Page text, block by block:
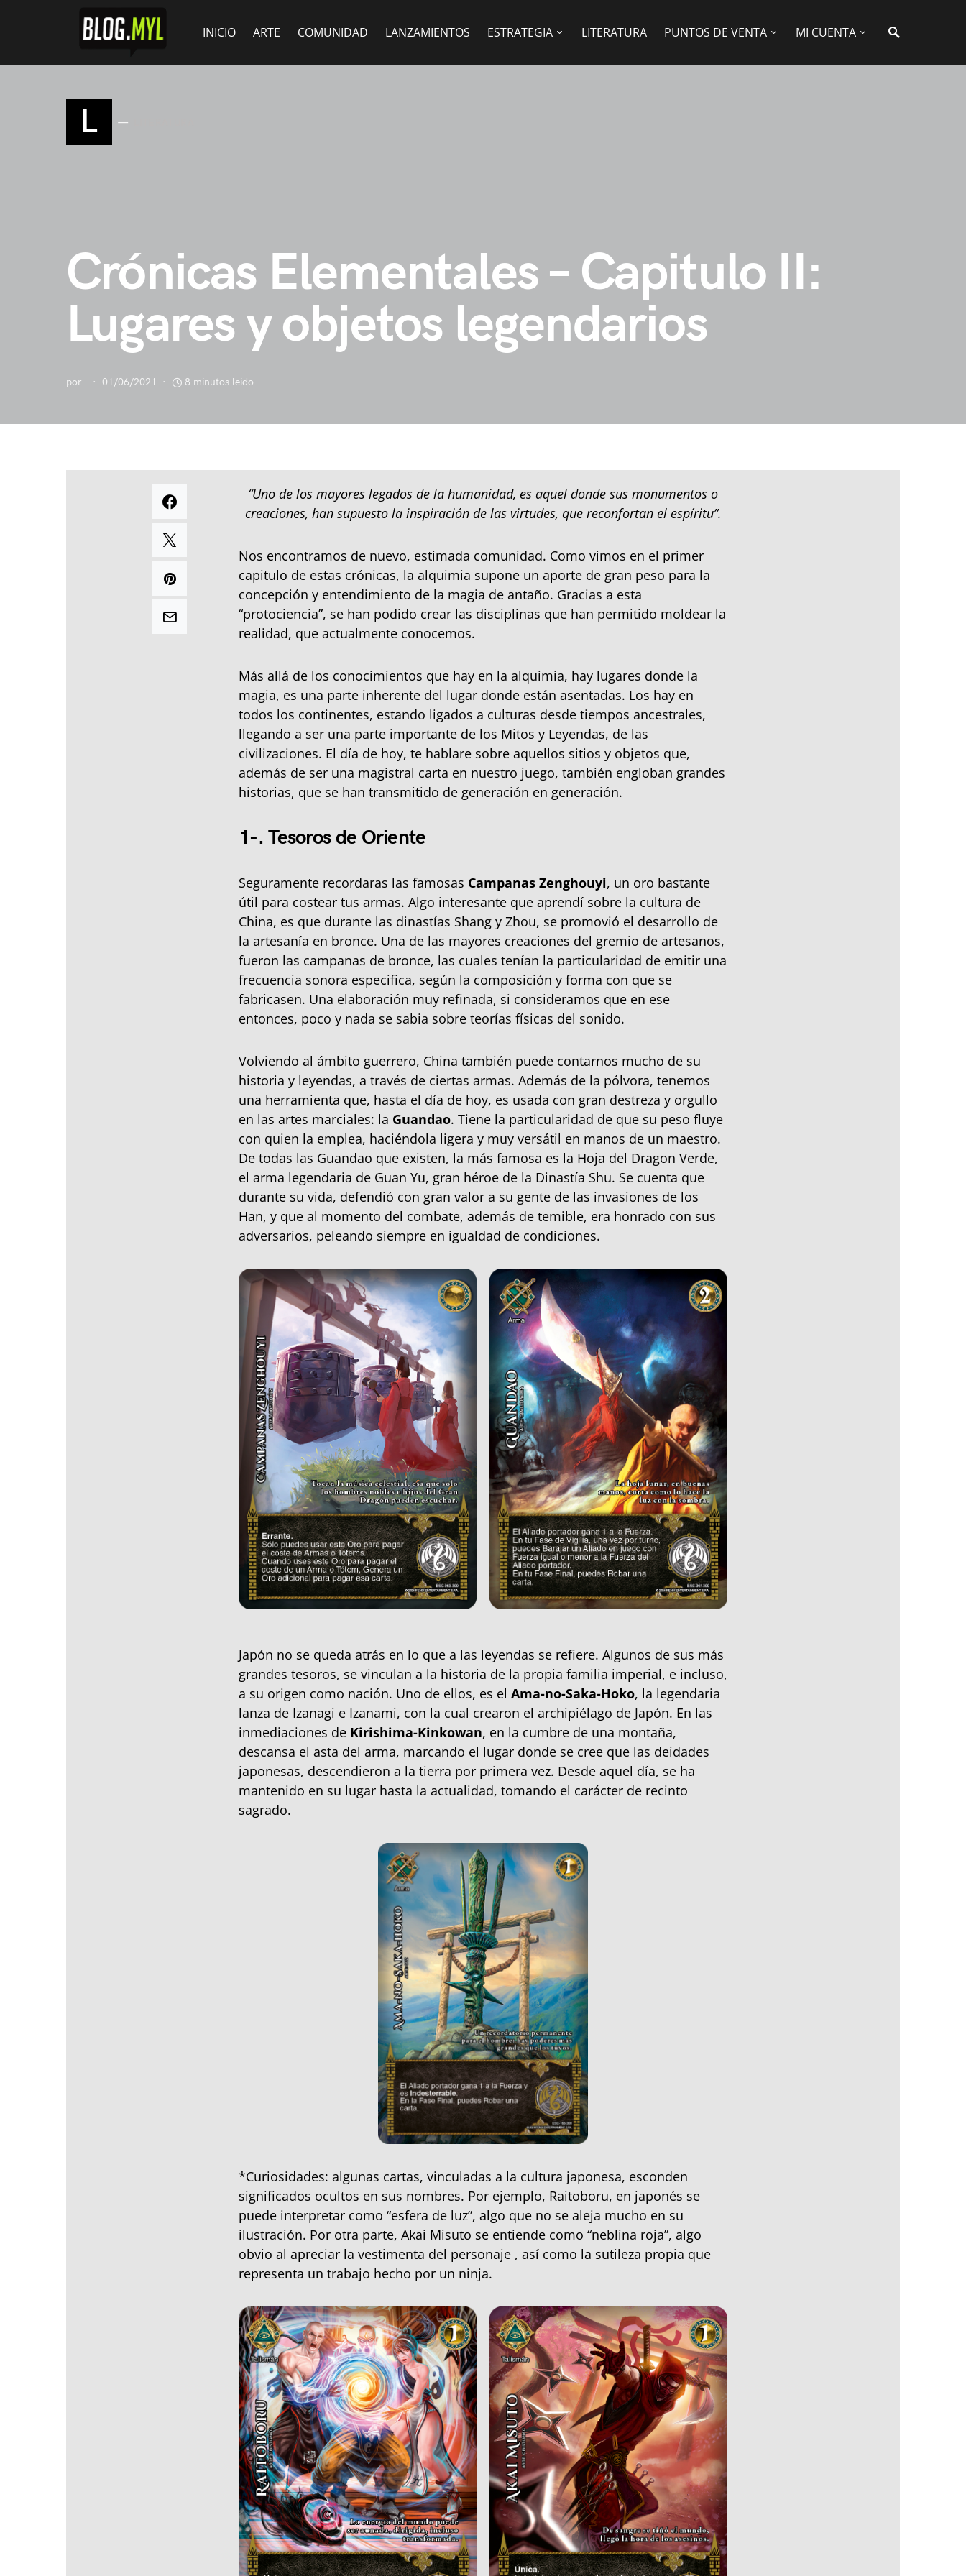
INICIO ARTE COMUNIDAD LANZAMIENTOS ESTRATEGIA LITERATURA PUNTOS DE VENTA MI CUENTA
L
Crónicas Elementales – Capitulo II:
Lugares y objetos legendarios
por 01/06/2021 8 minutos leido
“Uno de los mayores legados de la humanidad, es aquel donde sus monumentos o
creaciones, han supuesto la inspiración de las virtudes, que reconfortan el espíritu”.
Nos encontramos de nuevo, estimada comunidad. Como vimos en el primer
capitulo de estas crónicas, la alquimia supone un aporte de gran peso para la
concepción y entendimiento de la magia de antaño. Gracias a esta
“protociencia”, se han podido crear las disciplinas que han permitido moldear la
realidad, que actualmente conocemos.
Más allá de los conocimientos que hay en la alquimia, hay lugares donde la
magia, es una parte inherente del lugar donde están asentadas. Los hay en
todos los continentes, estando ligados a culturas desde tiempos ancestrales,
llegando a ser una parte importante de los Mitos y Leyendas, de las
civilizaciones. El día de hoy, te hablare sobre aquellos sitios y objetos que,
además de ser una magistral carta en nuestro juego, también engloban grandes
historias, que se han transmitido de generación en generación.
1-. Tesoros de Oriente
Seguramente recordaras las famosas Campanas Zenghouyi, un oro bastante
útil para costear tus armas. Algo interesante que aprendí sobre la cultura de
China, es que durante las dinastías Shang y Zhou, se promovió el desarrollo de
la artesanía en bronce. Una de las mayores creaciones del gremio de artesanos,
fueron las campanas de bronce, las cuales tenían la particularidad de emitir una
frecuencia sonora especifica, según la composición y forma con que se
fabricasen. Una elaboración muy refinada, si consideramos que en ese
entonces, poco y nada se sabia sobre teorías físicas del sonido.
Volviendo al ámbito guerrero, China también puede contarnos mucho de su
historia y leyendas, a través de ciertas armas. Además de la pólvora, tenemos
una herramienta que, hasta el día de hoy, es usada con gran destreza y orgullo
en las artes marciales: la Guandao. Tiene la particularidad de que su peso fluye
con quien la emplea, haciéndola ligera y muy versátil en manos de un maestro.
De todas las Guandao que existen, la más famosa es la Hoja del Dragon Verde,
el arma legendaria de Guan Yu, gran héroe de la Dinastía Shu. Se cuenta que
durante su vida, defendió con gran valor a su gente de las invasiones de los
Han, y que al momento del combate, además de temible, era honrado con sus
adversarios, peleando siempre en igualdad de condiciones.
Japón no se queda atrás en lo que a las leyendas se refiere. Algunos de sus más
grandes tesoros, se vinculan a la historia de la propia familia imperial, e incluso,
a su origen como nación. Uno de ellos, es el Ama-no-Saka-Hoko, la legendaria
lanza de Izanagi e Izanami, con la cual crearon el archipiélago de Japón. En las
inmediaciones de Kirishima-Kinkowan, en la cumbre de una montaña,
descansa el asta del arma, marcando el lugar donde se cree que las deidades
japonesas, descendieron a la tierra por primera vez. Desde aquel día, se ha
mantenido en su lugar hasta la actualidad, tomando el carácter de recinto
sagrado.
*Curiosidades: algunas cartas, vinculadas a la cultura japonesa, esconden
significados ocultos en sus nombres. Por ejemplo, Raitoboru, en japonés se
puede interpretar como “esfera de luz”, algo que no se aleja mucho en su
ilustración. Por otra parte, Akai Misuto se entiende como “neblina roja”, algo
obvio al apreciar la vestimenta del personaje , así como la sutileza propia que
representa un trabajo hecho por un ninja.